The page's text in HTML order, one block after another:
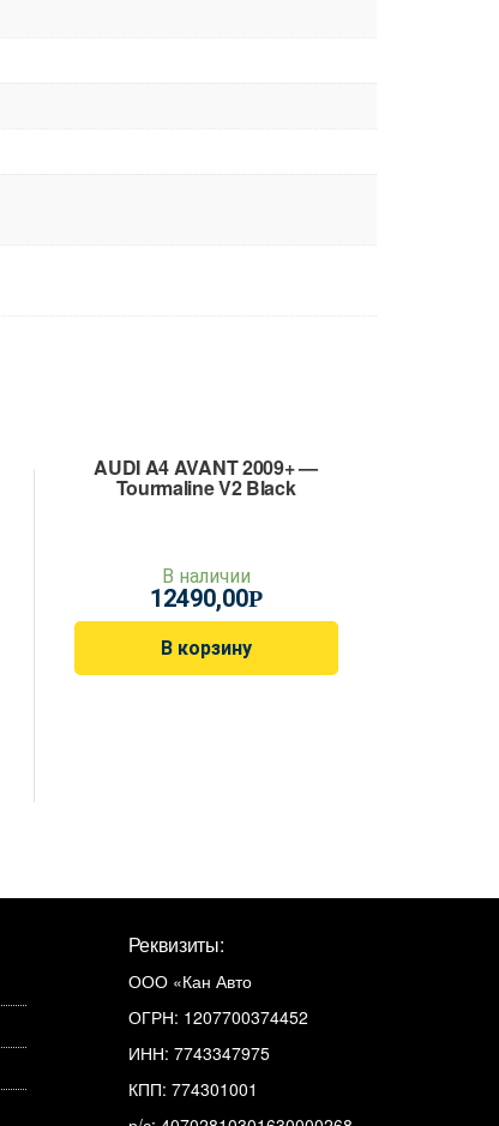
AUDI A4 AVANT 2009+ —
Tourmaline V2 Black
В наличии
12490,00Р
В корзину
Реквизиты:
ООО «Кан Авто
ОГРН: 1207700374452
ИНН: 7743347975
КПП: 774301001